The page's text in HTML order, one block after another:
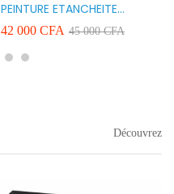
PEINTURE ETANCHEITE
COLORIS SEAFLEX 20KG
COULEUR ROUGE BLANC
VERT ET GRIS
42 000 CFA 45 000CFA
Découvrez